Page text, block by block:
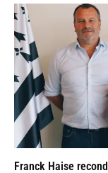
Franck Haise